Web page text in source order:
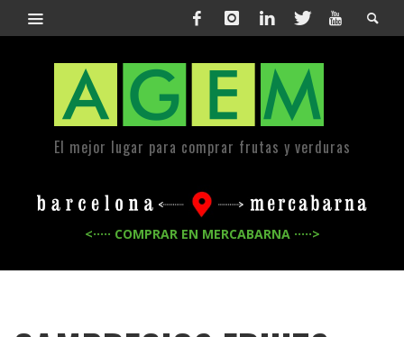
El mejor lugar para comprar frutas y verduras
<····· COMPRAR EN MERCABARNA ·····>